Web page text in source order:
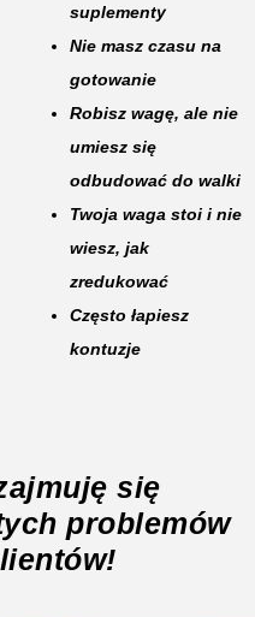
suplementy
Nie masz czasu na
gotowanie
Robisz wagę, ale nie
umiesz się
odbudować do walki
Twoja waga stoi i nie
wiesz, jak
zredukować
Często łapiesz
kontuzje
się
problemów